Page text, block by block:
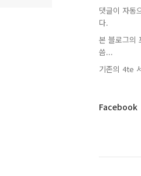
댓글이 자동
다.
본 블로그의
씀...
기존의 4te
페
Facebook